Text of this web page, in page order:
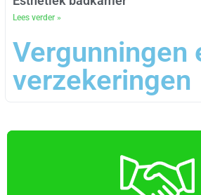
Lees verder »
Vergunningen
verzekeringen